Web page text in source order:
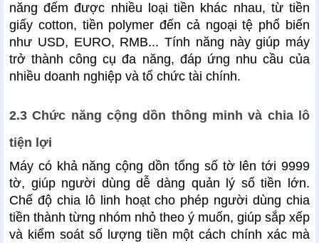
năng đếm được nhiều loại tiền khác nhau, từ tiền
giấy cotton, tiền polymer đến cả ngoại tệ phổ biến
như USD, EURO, RMB... Tính năng này giúp máy
trở thành công cụ đa năng, đáp ứng nhu cầu của
nhiều doanh nghiệp và tổ chức tài chính.
2.3 Chức năng cộng dồn thông minh và chia lô
tiện lợi
Máy có khả năng cộng dồn tổng số tờ lên tới 9999
tờ, giúp người dùng dễ dàng quản lý số tiền lớn.
Chế độ chia lô linh hoạt cho phép người dùng chia
tiền thành từng nhóm nhỏ theo ý muốn, giúp sắp xếp
và kiểm soát số lượng tiền một cách chính xác mà